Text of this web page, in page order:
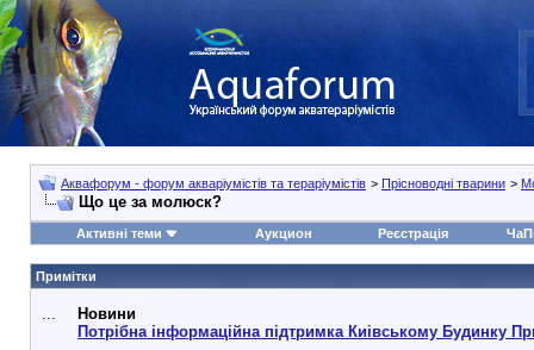
Аквафорум - форум акваріумістів та тераріумістів > Прісноводні тварини >
Що це за молюск?
Активні теми Аукцион Реєстрація
Примітки
...
Новини
Потрібна інформаційна підтримка Киівському Будинку